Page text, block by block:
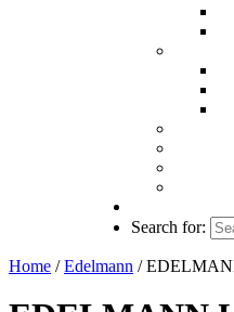
Search for:
Home /Edelmann /